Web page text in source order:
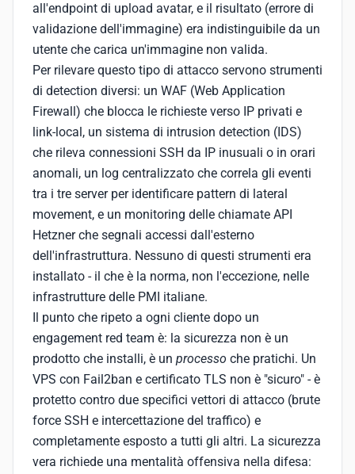
all'endpoint di upload avatar, e il risultato (errore di
validazione dell'immagine) era indistinguibile da un
utente che carica un'immagine non valida.
Per rilevare questo tipo di attacco servono strumenti
di detection diversi: un WAF (Web Application
Firewall) che blocca le richieste verso IP privati e
link-local, un sistema di intrusion detection (IDS)
che rileva connessioni SSH da IP inusuali o in orari
anomali, un log centralizzato che correla gli eventi
tra i tre server per identificare pattern di lateral
movement, e un monitoring delle chiamate API
Hetzner che segnali accessi dall'esterno
dell'infrastruttura. Nessuno di questi strumenti era
installato - il che è la norma, non l'eccezione, nelle
infrastrutture delle PMI italiane.
Il punto che ripeto a ogni cliente dopo un
engagement red team è: la sicurezza non è un
prodotto che installi, è un processo che pratichi. Un
VPS con Fail2ban e certificato TLS non è "sicuro" - è
protetto contro due specifici vettori di attacco (brute
force SSH e intercettazione del traffico) e
completamente esposto a tutti gli altri. La sicurezza
vera richiede una mentalità offensiva nella difesa: